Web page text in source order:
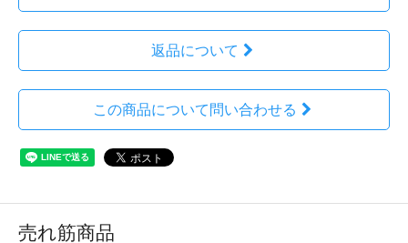
返品について
この商品について問い合わせる
売れ筋商品